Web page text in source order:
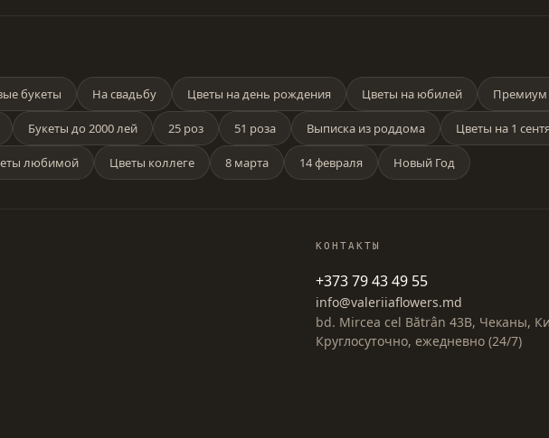
букеты На свадьбу Цветы на день рождения Цветы на юбилей Премиум
Букеты до 2000 лей 25 роз 51 роза Выписка из роддома Цветы на 1
любимой Цветы коллеге 8 марта 14 февраля Новый Год
КОНТАКТЫ
+373 79 43 49 55
info@valeriiaflowers.md
bd. Mircea cel Bătrân 43B, Чеканы,
Круглосуточно, ежедневно (24/7)